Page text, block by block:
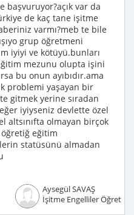
başvuruyor?açık var da
de kaç tane işitme
varmı?meb te bile
grup öğretmeni
iyiyi ve kötüyü.bunları
mezunu olupta işini
bu onun ayıbıdır.ama
problemi yaşayan bir
gitmek yerine sıradan
iyiyseniz devlette özel
altsınıfta olmayan birçok
eğitim
statüsünü almadan
Aysegül SAVAŞ
İşitme Engelliler